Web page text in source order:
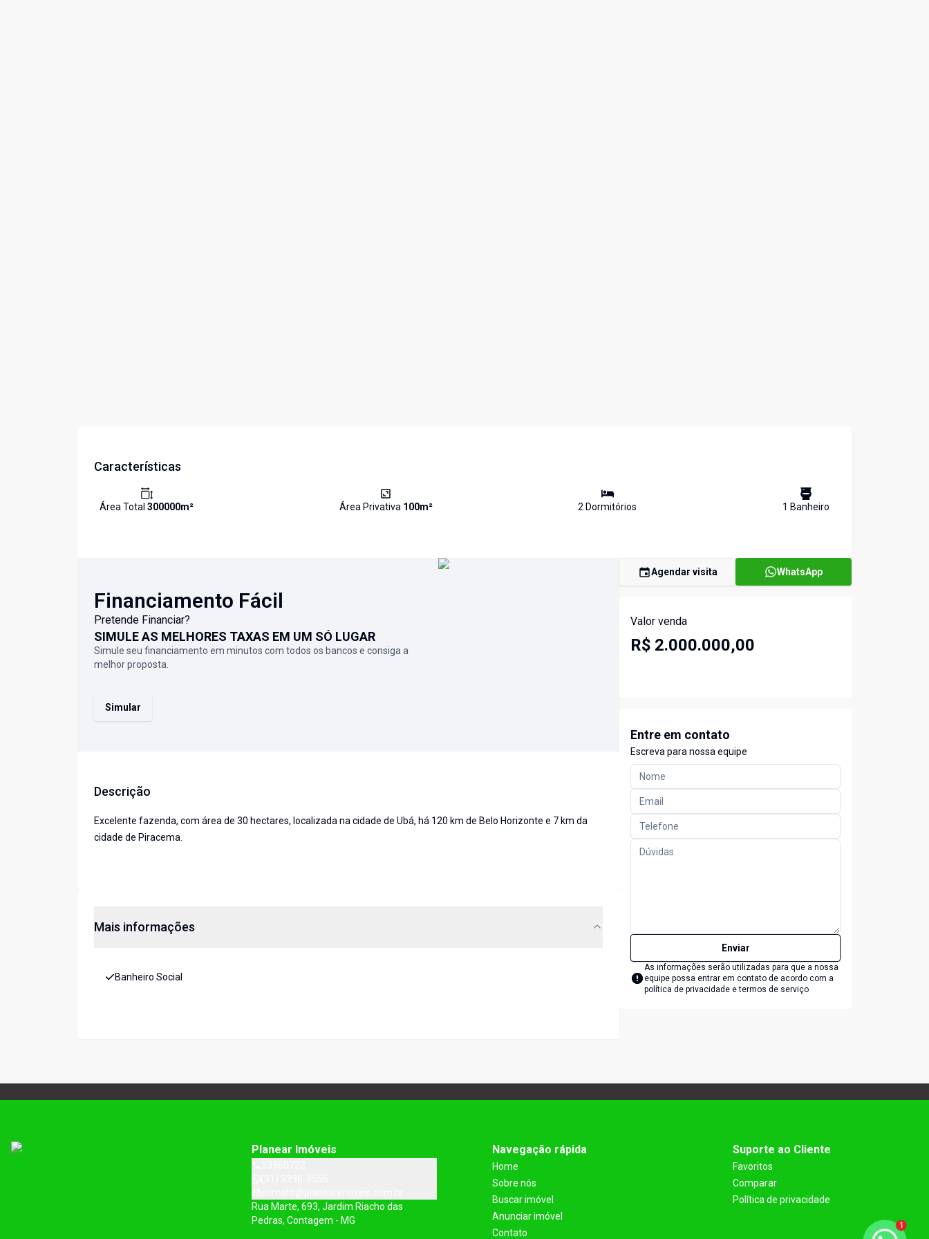
Características
Área Total 300000m² Área Privativa 100m² 2 Dormitórios 1 Banheiro
Financiamento Fácil
Pretende Financiar?
SIMULE AS MELHORES TAXAS EM UM SÓ LUGAR
Simule seu financiamento em minutos com todos os bancos e consiga a
melhor proposta.
Simular
Descrição
Excelente fazenda, com área de 30 hectares, localizada na cidade de Ubá, há 120 km de Belo Horizonte e 7 km da
cidade de Piracema.
Mais informações
Banheiro Social
Agendar visita WhatsApp
Valor venda
R$ 2.000.000,00
Entre em contato
Escreva para nossa equipe
Enviar
As informações serão utilizadas para que a nossa
equipe possa entrar em contato de acordo com a
política de privacidade e termos de serviço
Planear Imóveis
Rua Marte, 693, Jardim Riacho das
Pedras, Contagem - MG
Navegação rápida
Home
Sobre nós
Buscar imóvel
Anunciar imóvel
Contato
Suporte ao Cliente
Favoritos
Comparar
Política de privacidade
1